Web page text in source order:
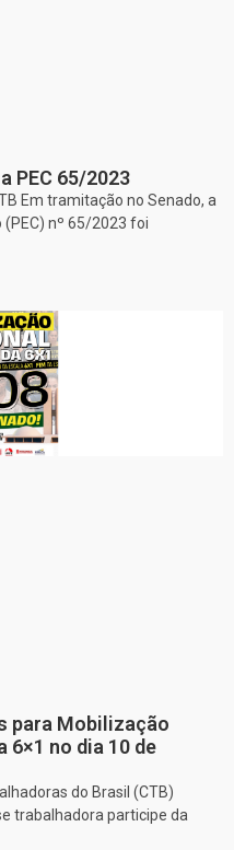
PEC 65/2023
Em tramitação no Senado, a
nº 65/2023 foi
para Mobilização
6×1 no dia 10 de
do Brasil (CTB)
trabalhadora participe da